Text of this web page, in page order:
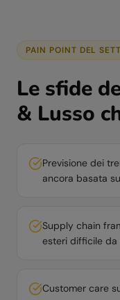
PAIN POINT DEL
Le sfide
& Lusso
Previsione dei
ancora basata
Supply chain
esteri difficile da
Customer care